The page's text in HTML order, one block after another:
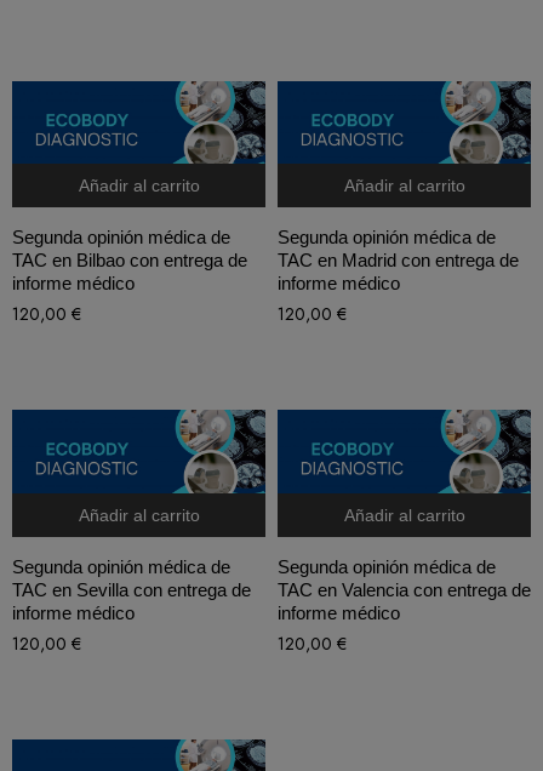
Añadir al carrito
Segunda opinión médica de
TAC en Bilbao con entrega de
informe médico
120,00 €
Añadir al carrito
Segunda opinión médica de
TAC en Madrid con entrega de
informe médico
120,00 €
Añadir al carrito
Segunda opinión médica de
TAC en Sevilla con entrega de
informe médico
120,00 €
Añadir al carrito
Segunda opinión médica de
TAC en Valencia con entrega de
informe médico
120,00 €